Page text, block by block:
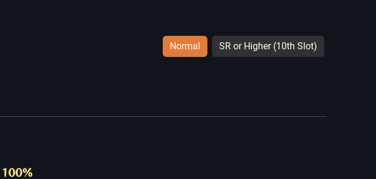
Normal SR or Higher (10th Slot)
100%